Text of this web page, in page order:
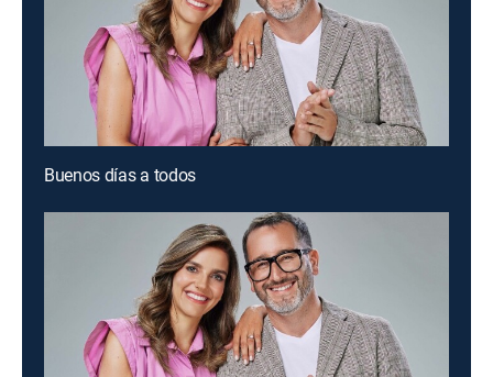
Buenos días a todos